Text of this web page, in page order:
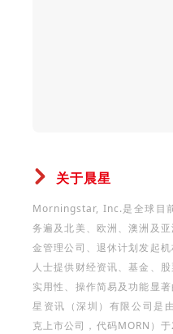
关于晨星
Morningstar, Inc.是全球目
务遍及北美、欧洲、澳洲及
金管理公司、退休计划发起
人士提供财经资讯、基金、
实用性、操作简易及功能显
星资讯（深圳）有限公司是
克上市公司，代码MORN）